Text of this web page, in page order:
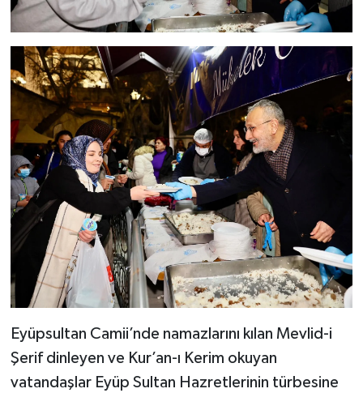
Eyüpsultan Camii’nde namazlarını kılan Mevlid-i
Şerif dinleyen ve Kur’an-ı Kerim okuyan
vatandaşlar Eyüp Sultan Hazretlerinin türbesine